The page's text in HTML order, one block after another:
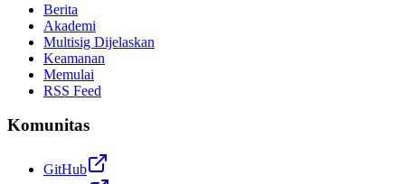
Berita
Akademi
Multisig Dijelaskan
Keamanan
Memulai
RSS Feed
Komunitas
GitHub